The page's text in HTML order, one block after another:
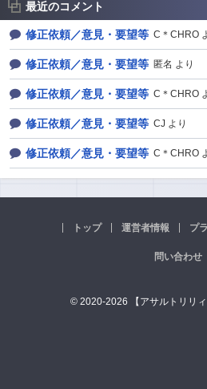
最近のコメント
修正依頼／意見・要望等 C＊CHRO
修正依頼／意見・要望等 匿名 より
修正依頼／意見・要望等 C＊CHRO
修正依頼／意見・要望等 CJ より
修正依頼／意見・要望等 C＊CHRO
トップ 運営者情報 プ
問い合わせ
© 2020-2026 【アサルトリリ